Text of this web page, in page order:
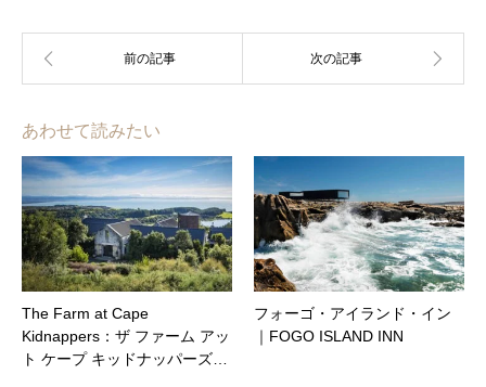
あわせて読みたい
The Farm at Cape
Kidnappers：ザ ファーム アッ
ト ケープ キッドナッパーズ…
フォーゴ・アイランド・イン
｜FOGO ISLAND INN